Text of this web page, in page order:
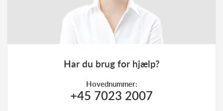
Har du brug for hjælp?
Hovednummer:
+45 7023 2007